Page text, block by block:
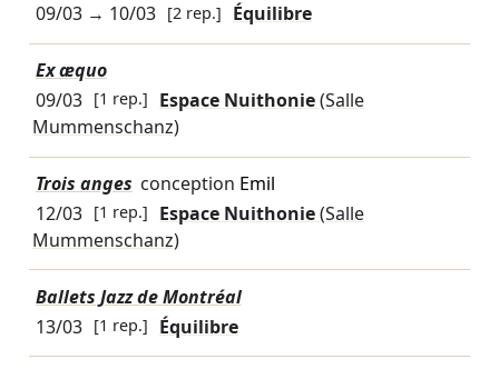
09/03→ 10/03 [2 rep.] Équilibre
Ex æquo
09/03 [1 rep.] Espace Nuithonie(Salle
Mummenschanz)
Trois anges conception Emil
12/03 [1 rep.] Espace Nuithonie(Salle
Mummenschanz)
Ballets Jazz de Montréal
13/03 [1 rep.] Équilibre